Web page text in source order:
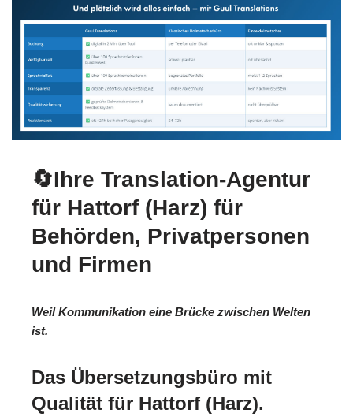
🔄Ihre Translation-Agentur
für Hattorf (Harz) für
Behörden, Privatpersonen
und Firmen
Weil Kommunikation eine Brücke zwischen Welten
ist.
Das Übersetzungsbüro mit
Qualität für Hattorf (Harz).